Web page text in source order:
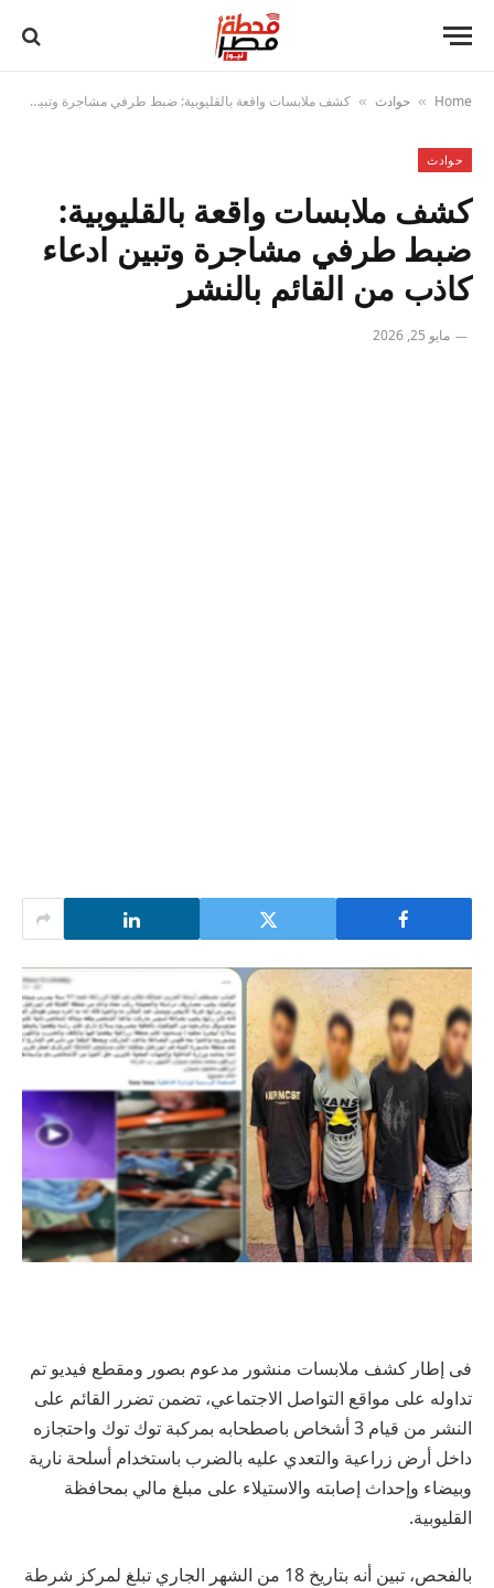
Home
» حوادث » كشف ملابسات واقعة بالقليوبية: ضبط طرفي مشاجرة وتبين ادعاء كاذب من القائم بالنشر
حوادث
كشف ملابسات واقعة بالقليوبية:
ضبط طرفي مشاجرة وتبين ادعاء
كاذب من القائم بالنشر
مايو 25, 2026
فى إطار كشف ملابسات منشور مدعوم بصور ومقطع فيديو تم
تداوله على مواقع التواصل الاجتماعي، تضمن تضرر القائم على
النشر من قيام 3 أشخاص باصطحابه بمركبة توك توك واحتجازه
داخل أرض زراعية والتعدي عليه بالضرب باستخدام أسلحة نارية
وبيضاء وإحداث إصابته والاستيلاء على مبلغ مالي بمحافظة
القليوبية.
بالفحص، تبين أنه بتاريخ 18 من الشهر الجاري تبلغ لمركز شرطة